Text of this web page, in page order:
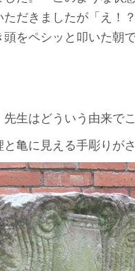
だきましたが「え
をペシッと叩いた朝で
生はどういう由来で
亀に見える手彫りが